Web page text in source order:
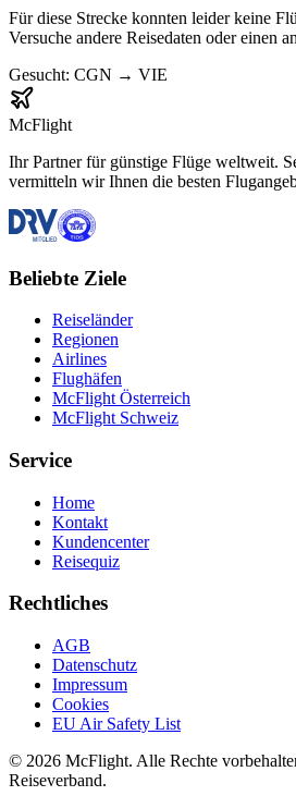
Für diese Strecke konnten leider keine
Versuche andere Reisedaten oder einen
Gesucht: CGN → VIE
McFlight
Ihr Partner für günstige Flüge weltweit.
vermitteln wir Ihnen die besten
Beliebte Ziele
Reiseländer
Regionen
Airlines
Flughäfen
McFlight Österreich
McFlight Schweiz
Service
Home
Kontakt
Kundencenter
Reisequiz
Rechtliches
AGB
Datenschutz
Impressum
Cookies
EU Air Safety List
© 2026 McFlight. Alle Rechte
Reiseverband.